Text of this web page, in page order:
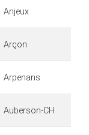
Anjeux
Arçon
Arpenans
Auberson-CH